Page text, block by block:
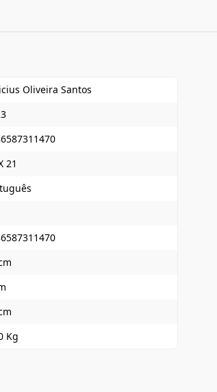
Oliveira Santos
21
Kg